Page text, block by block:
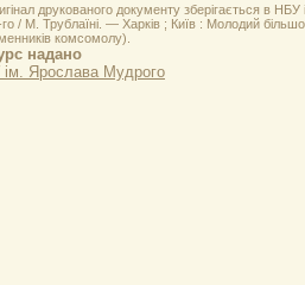
друкованого документу зберігається в
го / М. Трублаїні. — Харків ; Київ : Молодий
комсомолу).
надано
Ярослава Мудрого